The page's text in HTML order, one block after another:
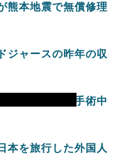
熊本地震で無償修理
ジャースの昨年の収
ーローだ！」手術中
本を旅行した外国人